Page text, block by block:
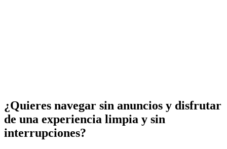
¿Quieres navegar sin anuncios y disfrutar
de una experiencia limpia y sin
interrupciones?